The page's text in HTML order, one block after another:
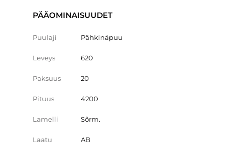
PÄÄOMINAISUUDET
Puulaji Pähkinäpuu
Leveys 620
Paksuus 20
Pituus 4200
Lamelli Sõrm.
Laatu AB